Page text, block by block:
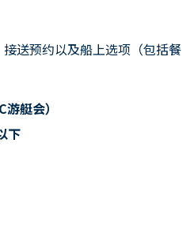
送预约以及船上选项（包括餐
艇会）
下